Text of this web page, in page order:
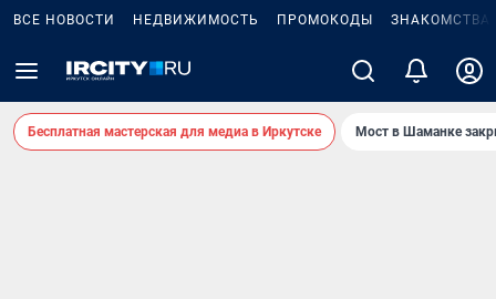
ВСЕ НОВОСТИ НЕДВИЖИМОСТЬ ПРОМОКОДЫ ЗНАКОМСТВА
Бесплатная мастерская для медиа в Иркутске Мост в Шаманке